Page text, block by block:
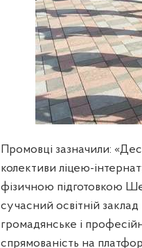
Промовці зазначили:
колективи ліцею-
фізичною підготовкою
сучасний освітній
громадянське і
спрямованість на